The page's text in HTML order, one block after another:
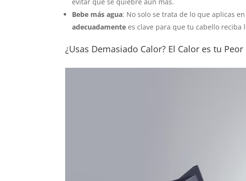
Bebe más agua: No solo se trata de lo que aplicas
adecuadamente es clave para que tu cabello reciba
¿Usas Demasiado Calor? El Calor es tu